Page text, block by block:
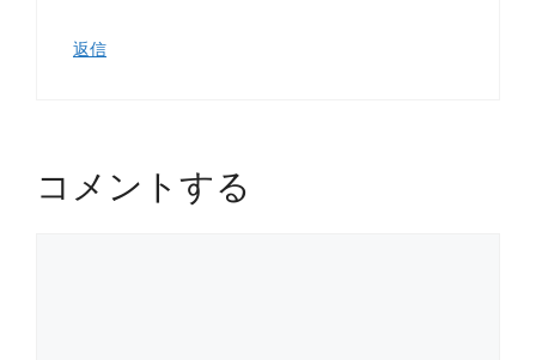
返信
コメントする